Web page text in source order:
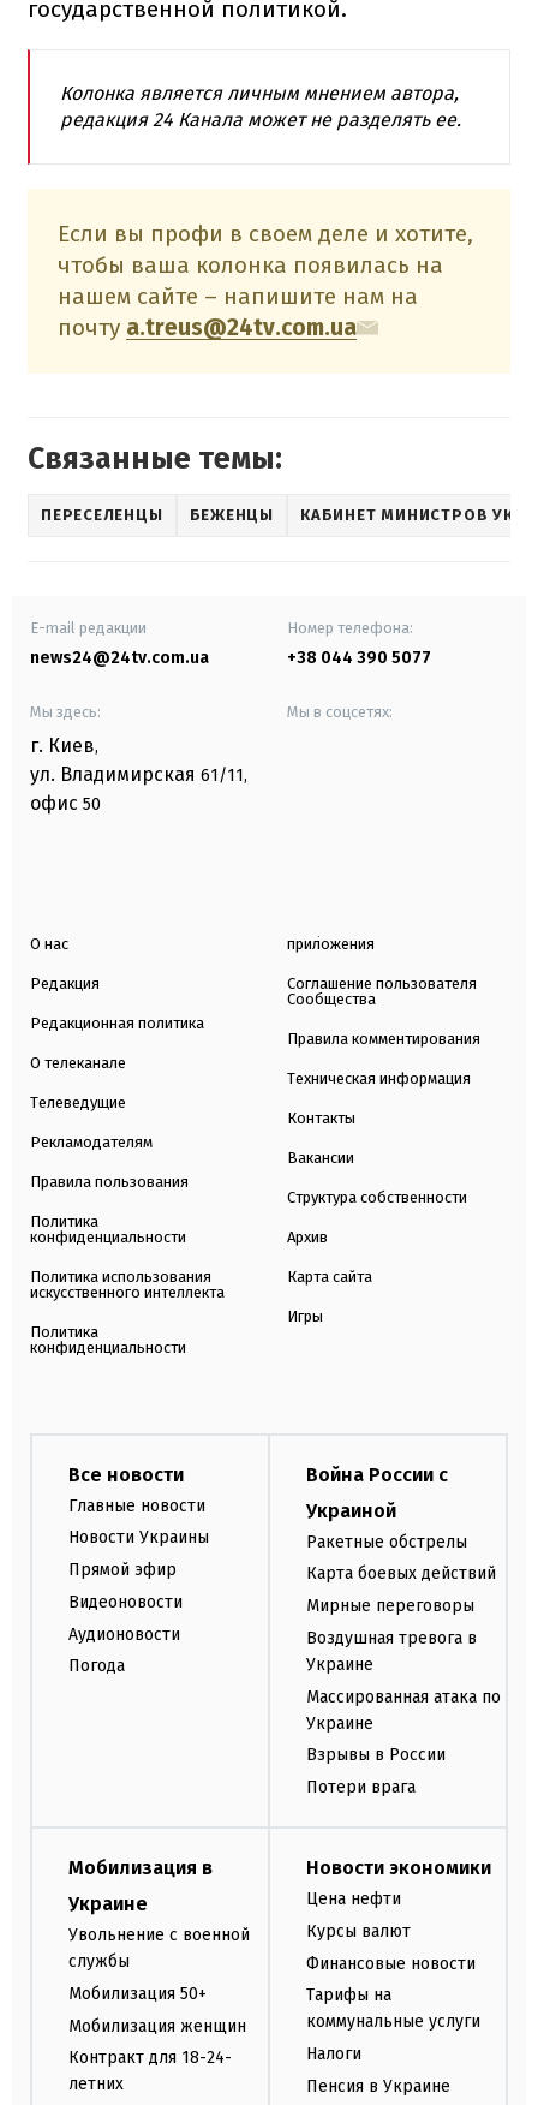
государственной политикой.
Колонка является личным мнением автора,
редакция 24 Канала может не разделять ее.
Если вы профи в своем деле и хотите,
чтобы ваша колонка появилась на
нашем сайте – напишите нам на
почту a.treus@24tv.com.ua
Связанные темы:
ПЕРЕСЕЛЕНЦЫ БЕЖЕНЦЫ КАБИНЕТ МИНИСТРОВ
E-mail редакции
news24@24tv.com.ua
Номер телефона:
+38 044 390 5077
Мы здесь:
г. Киев,
ул. Владимирская 61/11,
офис 50
Мы в соцсетях:
О нас
Редакция
Редакционная политика
О телеканале
Телеведущие
Рекламодателям
Правила пользования
Политика
конфиденциальности
Политика использования
искусственного интеллекта
Политика
конфиденциальности
приложения
Соглашение пользователя
Сообщества
Правила комментирования
Техническая информация
Контакты
Вакансии
Структура собственности
Архив
Карта сайта
Игры
Все новости
Главные новости
Новости Украины
Прямой эфир
Видеоновости
Аудионовости
Погода
Война России с
Украиной
Ракетные обстрелы
Карта боевых действий
Мирные переговоры
Воздушная тревога в
Украине
Массированная атака по
Украине
Взрывы в России
Потери врага
Мобилизация в
Украине
Увольнение с военной
службы
Мобилизация 50+
Мобилизация женщин
Контракт для 18-24-
летних
Новости экономики
Цена нефти
Курсы валют
Финансовые новости
Тарифы на
коммунальные услуги
Налоги
Пенсия в Украине